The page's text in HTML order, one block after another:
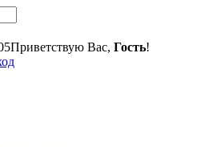
Приветствую Вас, Гость!